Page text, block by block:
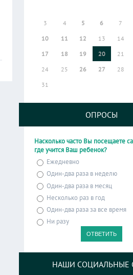
3
4 5 6 7
10
11 12 13 14
17
18 19 20 21
24
25 26 27 28
31
ОПРОСЫ
Насколько часто Вы посещаете
где учится Ваш ребенок?
Ежедневно
Один-два раза в неделю
Один-два раза в месяц
Несколько раз в год
Один-два раза за все время
Ни разу
НАШИ СОЦИАЛЬНЫЕ